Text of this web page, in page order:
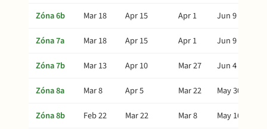
Zóna 6b
Mar 18 Apr 15 Apr 1
Jun 9
Zóna 7a
Mar 18 Apr 15 Apr 1
Jun 9
Zóna 7b
Mar 13 Apr 10 Mar 27
Jun 4
Zóna 8a
Mar 8 Apr 5 Mar 22
May 30
Zóna 8b
Feb 22 Mar 22 Mar 8
May 16